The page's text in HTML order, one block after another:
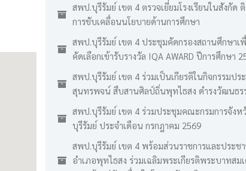
สพป.บุรีรัมย์ เขต 4 ตรวจเยี่ยมโรงเรียนในสังกัด
การขับเคลื่อนนโยบายด้านการศึกษา
สพป.บุรีรัมย์ เขต 4 ประชุมคัดกรองสถานศึกษาเ
คัดเลือกเข้ารับรางวัล IQA AWARD ปีการศึกษา
สพป.บุรีรัมย์ เขต 4 ร่วมเป็นเกียรติในกิจกรรมปร
สุนทรพจน์ สืบสานศิลป์ถิ่นพุทไธสง ดำรงวัฒนธร
สพป.บุรีรัมย์ เขต 4 ร่วมประชุมคณะกรมการจังห
บุรีรัมย์ ประจำเดือน กรกฎาคม 2569
สพป.บุรีรัมย์ เขต 4 พร้อมส่วนราชการและประช
อำเภอพุทไธสง ร่วมเฉลิมพระเกียรติพระบาทสม